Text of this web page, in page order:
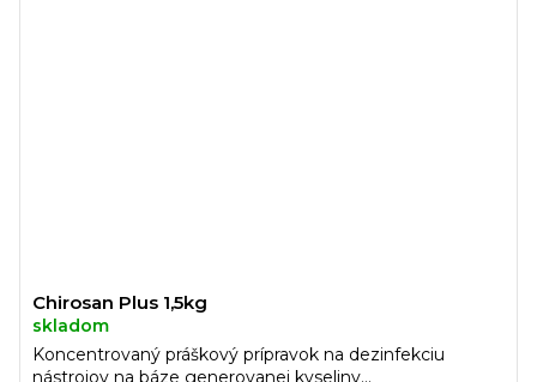
Chirosan Plus 1,5kg
skladom
Koncentrovaný práškový prípravok na dezinfekciu